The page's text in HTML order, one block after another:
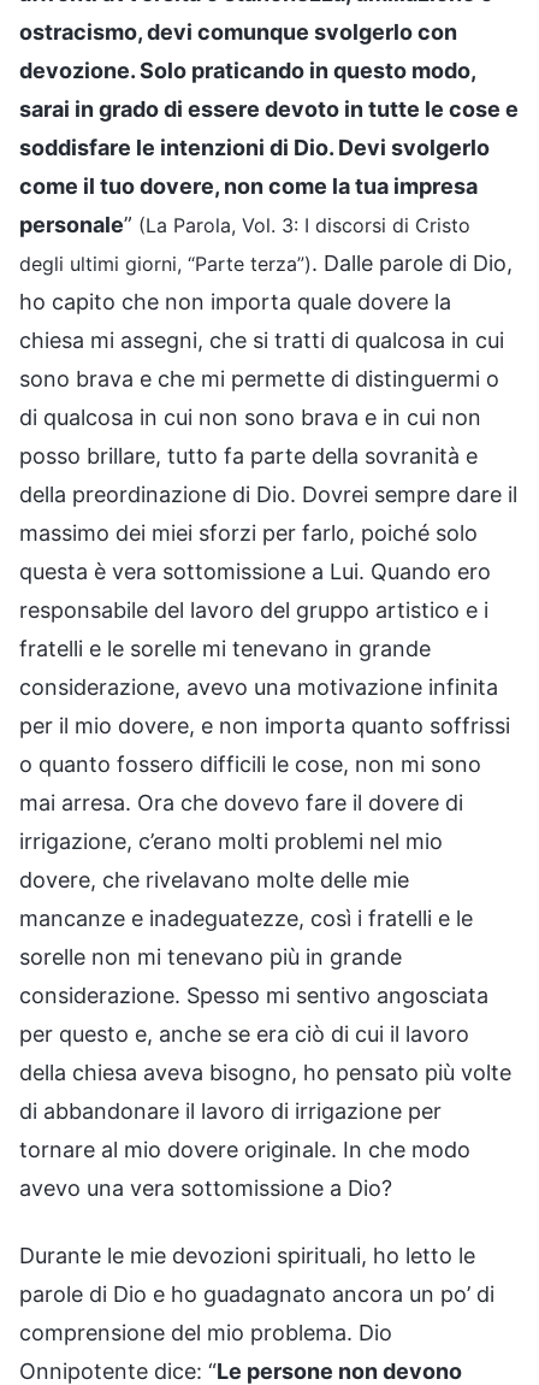
ostracismo, devi comunque svolgerlo con
devozione. Solo praticando in questo modo,
sarai in grado di essere devoto in tutte le cose e
soddisfare le intenzioni di Dio. Devi svolgerlo
come il tuo dovere, non come la tua impresa
personale” (La Parola, Vol. 3: I discorsi di Cristo
degli ultimi giorni, “Parte terza”). Dalle parole di Dio,
ho capito che non importa quale dovere la
chiesa mi assegni, che si tratti di qualcosa in cui
sono brava e che mi permette di distinguermi o
di qualcosa in cui non sono brava e in cui non
posso brillare, tutto fa parte della sovranità e
della preordinazione di Dio. Dovrei sempre dare il
massimo dei miei sforzi per farlo, poiché solo
questa è vera sottomissione a Lui. Quando ero
responsabile del lavoro del gruppo artistico e i
fratelli e le sorelle mi tenevano in grande
considerazione, avevo una motivazione infinita
per il mio dovere, e non importa quanto soffrissi
o quanto fossero difficili le cose, non mi sono
mai arresa. Ora che dovevo fare il dovere di
irrigazione, c’erano molti problemi nel mio
dovere, che rivelavano molte delle mie
mancanze e inadeguatezze, così i fratelli e le
sorelle non mi tenevano più in grande
considerazione. Spesso mi sentivo angosciata
per questo e, anche se era ciò di cui il lavoro
della chiesa aveva bisogno, ho pensato più volte
di abbandonare il lavoro di irrigazione per
tornare al mio dovere originale. In che modo
avevo una vera sottomissione a Dio?
Durante le mie devozioni spirituali, ho letto le
parole di Dio e ho guadagnato ancora un po’ di
comprensione del mio problema. Dio
Onnipotente dice: “Le persone non devono